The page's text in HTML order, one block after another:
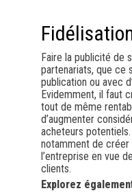
Faire la publicité de
partenariats, que ce
publication ou avec
Evidemment, il faut
tout de même
d’augmenter
acheteurs
notamment de
l’entreprise en vue
clients.
Explorez